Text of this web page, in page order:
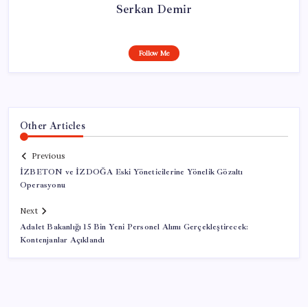
Serkan Demir
Follow Me
Other Articles
Previous
İZBETON ve İZDOĞA Eski Yöneticilerine Yönelik Gözaltı
Operasyonu
Next
Adalet Bakanlığı 15 Bin Yeni Personel Alımı Gerçekleştirecek:
Kontenjanlar Açıklandı